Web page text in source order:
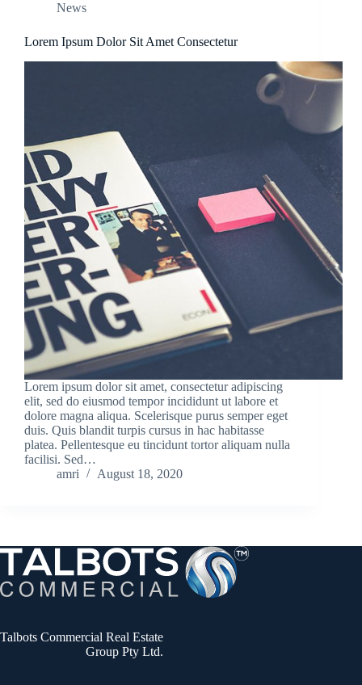
News
Lorem Ipsum Dolor Sit Amet Consectetur
Lorem ipsum dolor sit amet, consectetur adipiscing
elit, sed do eiusmod tempor incididunt ut labore et
dolore magna aliqua. Scelerisque purus semper eget
duis. Quis blandit turpis cursus in hac habitasse
platea. Pellentesque eu tincidunt tortor aliquam nulla
facilisi. Sed…
amri
August 18, 2020
Talbots Commercial Real Estate
Group Pty Ltd.